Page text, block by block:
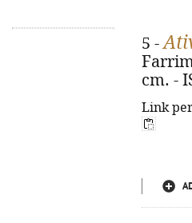
5 -
cm. -
Link